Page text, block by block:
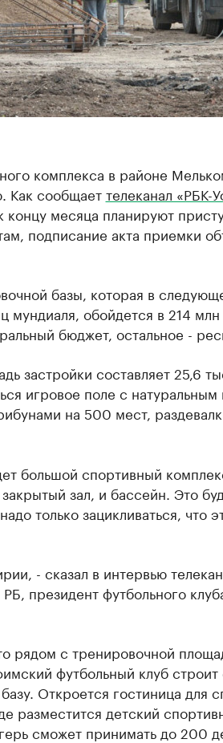
комплекса в районе
Как сообщаеттелеканал «РБК-
концу месяца планируют
подписание акта приемки
базы, которая в
мундиаля, обойдется в 214
бюджет, остальное -
застройки составляет 25,6
игровое поле с
на 500 мест,
большой спортивный
зал, и бассейн. Это
только зацикливаться, что
- сказал в интервью
президент футбольного
рядом с тренировочной
футбольный клуб
Откроется гостиница для
разместится детский
сможет принимать до 200